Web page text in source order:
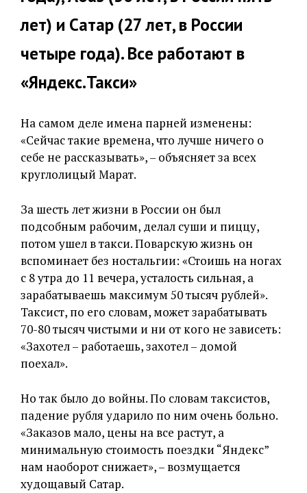
лет) и Сатар (27 лет, в России
четыре года). Все работают в
«Яндекс.Такси»
На самом деле имена парней изменены:
«Сейчас такие времена, что лучше ничего о
себе не рассказывать», – объясняет за всех
круглолицый Марат.
За шесть лет жизни в России он был
подсобным рабочим, делал суши и пиццу,
потом ушел в такси. Поварскую жизнь он
вспоминает без ностальгии: «Стоишь на ногах
с 8 утра до 11 вечера, усталость сильная, а
зарабатываешь максимум 50 тысяч рублей».
Таксист, по его словам, может зарабатывать
70-80 тысяч чистыми и ни от кого не зависеть:
«Захотел – работаешь, захотел – домой
поехал».
Но так было до войны. По словам таксистов,
падение рубля ударило по ним очень больно.
«Заказов мало, цены на все растут, а
минимальную стоимость поездки “Яндекс”
нам наоборот снижает», – возмущается
худощавый Сатар.